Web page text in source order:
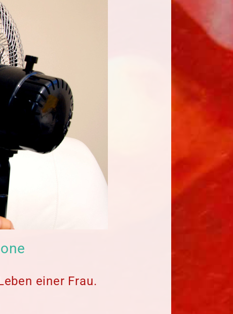
einer Frau.